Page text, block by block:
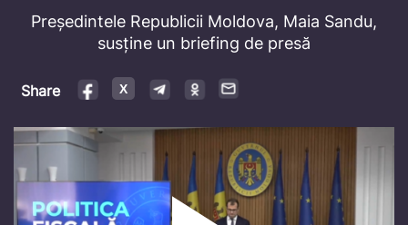
Președintele Republicii Moldova, Maia Sandu,
susține un briefing de presă
Share